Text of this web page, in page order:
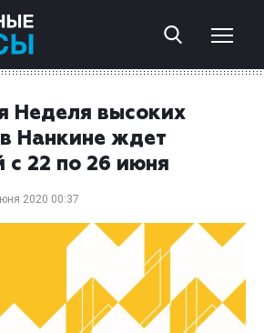
Неделя высоких
Нанкине ждет
с 22 по 26 июня
2020 00:37